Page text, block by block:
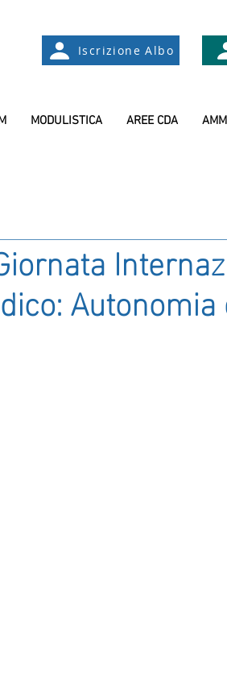
Iscrizione Albo
MODULISTICA AREE CDA